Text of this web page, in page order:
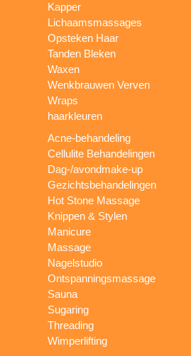
Kapper
Lichaamsmassages
Opsteken Haar
Tanden Bleken
Waxen
Wenkbrauwen Verven
Wraps
haarkleuren
Acne-behandeling
Cellulite Behandelingen
Dag-/avondmake-up
Gezichtsbehandelingen
Hot Stone Massage
Knippen & Stylen
Manicure
Massage
Nagelstudio
Ontspanningsmassage
Sauna
Sugaring
Threading
Wimperlifting